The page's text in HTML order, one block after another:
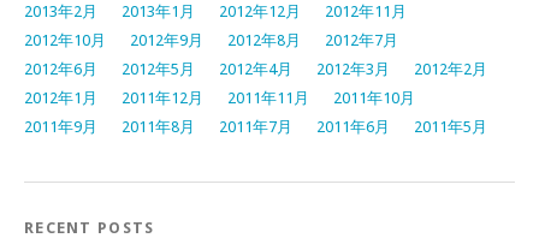
2013年2月
2013年1月 2012年12月
2012年11月
2012年10月
2012年9月 2012年8月
2012年7月
2012年6月
2012年5月 2012年4月 2012年3月
2012年2月
2012年1月
2011年12月 2011年11月
2011年10月
2011年9月
2011年8月 2011年7月 2011年6月 2011年5月
RECENT POSTS